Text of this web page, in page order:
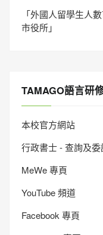
「外國人留學生人
市役所」
TAMAGO語言研
本校官方網站
行政書士 - 查詢及委
MeWe 專頁
YouTube 頻道
Facebook 專頁